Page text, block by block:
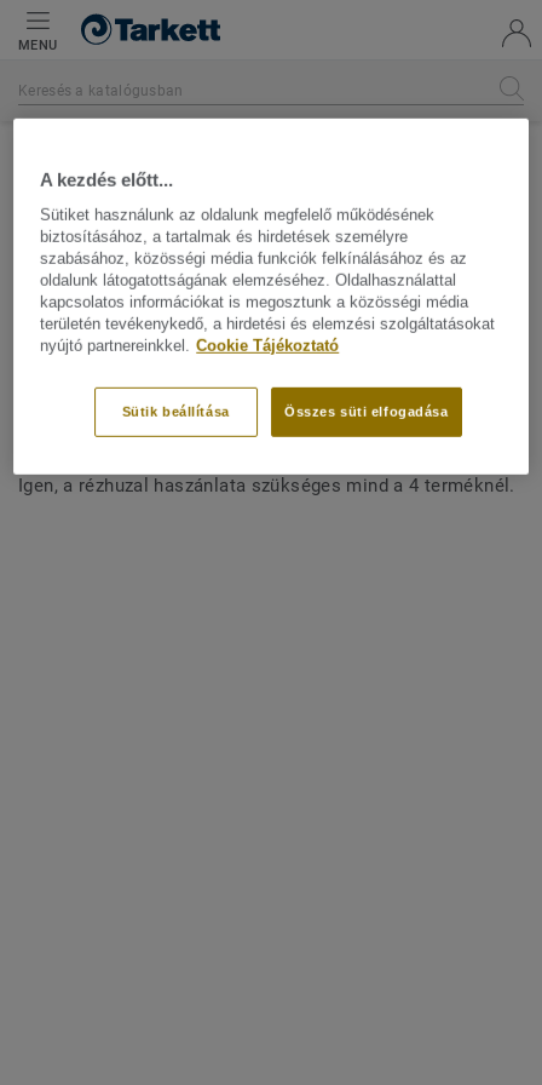
MENU
Súgó
VISSZA A SÚGÓHOZ
Szükséges-e rézhuzal használata a
Granit SD, Primo SD, Linoleum xf²
SD vagy Toro SC termékek esetében?
Igen, a rézhuzal haszánlata szükséges mind a 4 terméknél.
A kezdés előtt...
Sütiket használunk az oldalunk megfelelő működésének
biztosításához, a tartalmak és hirdetések személyre
szabásához, közösségi média funkciók felkínálásához és az
oldalunk látogatottságának elemzéséhez. Oldalhasználattal
kapcsolatos információkat is megosztunk a közösségi média
területén tevékenykedő, a hirdetési és elemzési szolgáltatásokat
nyújtó partnereinkkel. Cookie Tájékoztató
Összes süti elfogadása
Sütik beállítása